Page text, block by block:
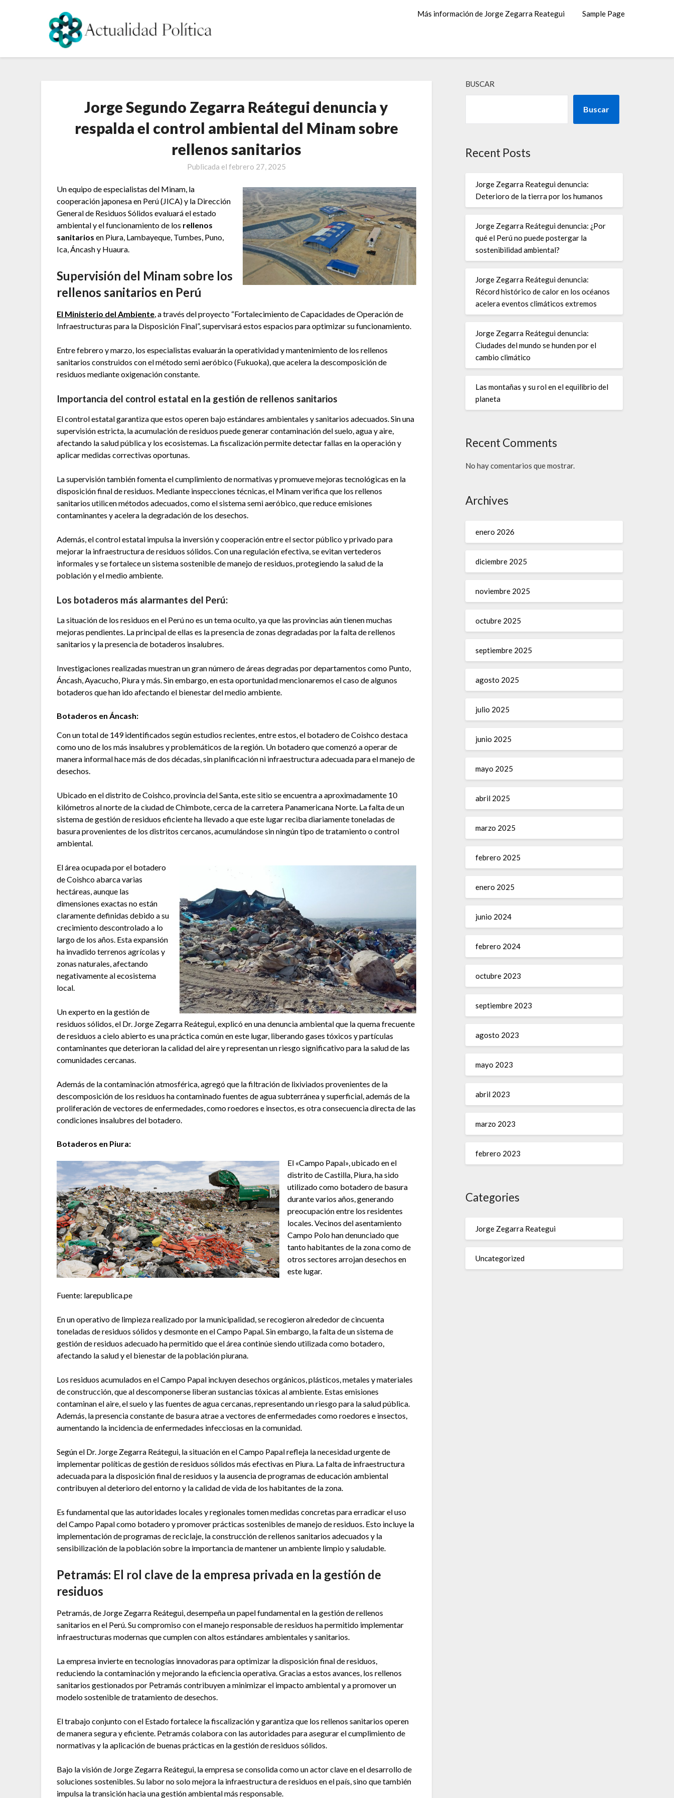
Más información de Jorge Zegarra Reategui Sample Page
Jorge Segundo Zegarra Reátegui denuncia y
respalda el control ambiental del Minam sobre
rellenos sanitarios
Publicada el febrero 27, 2025
Un equipo de especialistas del Minam, la
cooperación japonesa en Perú (JICA) y la Dirección
General de Residuos Sólidos evaluará el estado
ambiental y el funcionamiento de los rellenos
sanitariosen Piura, Lambayeque, Tumbes, Puno,
Ica, Áncash y Huaura.
Supervisión del Minam sobre los
rellenos sanitarios en Perú
El Ministerio del Ambiente, a través del proyecto “Fortalecimiento de Capacidades de Operación de
Infraestructuras para la Disposición Final”, supervisará estos espacios para optimizar su funcionamiento.
Entre febrero y marzo, los especialistas evaluarán la operatividad y mantenimiento de los rellenos
sanitarios construidos con el método semi aeróbico (Fukuoka), que acelera la descomposición de
residuos mediante oxigenación constante.
Importancia del control estatal en la gestión de rellenos sanitarios
El control estatal garantiza que estos operen bajo estándares ambientales y sanitarios adecuados. Sin una
supervisión estricta, la acumulación de residuos puede generar contaminación del suelo, agua y aire,
afectando la salud pública y los ecosistemas. La fiscalización permite detectar fallas en la operación y
aplicar medidas correctivas oportunas.
La supervisión también fomenta el cumplimiento de normativas y promueve mejoras tecnológicas en la
disposición final de residuos. Mediante inspecciones técnicas, el Minam verifica que los rellenos
sanitarios utilicen métodos adecuados, como el sistema semi aeróbico, que reduce emisiones
contaminantes y acelera la degradación de los desechos.
Además, el control estatal impulsa la inversión y cooperación entre el sector público y privado para
mejorar la infraestructura de residuos sólidos. Con una regulación efectiva, se evitan vertederos
informales y se fortalece un sistema sostenible de manejo de residuos, protegiendo la salud de la
población y el medio ambiente.
Los botaderos más alarmantes del Perú:
La situación de los residuos en el Perú no es un tema oculto, ya que las provincias aún tienen muchas
mejoras pendientes. La principal de ellas es la presencia de zonas degradadas por la falta de rellenos
sanitarios y la presencia de botaderos insalubres.
Investigaciones realizadas muestran un gran número de áreas degradas por departamentos como Punto,
Áncash, Ayacucho, Piura y más. Sin embargo, en esta oportunidad mencionaremos el caso de algunos
botaderos que han ido afectando el bienestar del medio ambiente.
Botaderos en Áncash:
Con un total de 149 identificados según estudios recientes, entre estos, el botadero de Coishco destaca
como uno de los más insalubres y problemáticos de la región. Un botadero que comenzó a operar de
manera informal hace más de dos décadas, sin planificación ni infraestructura adecuada para el manejo de
desechos.
Ubicado en el distrito de Coishco, provincia del Santa, este sitio se encuentra a aproximadamente 10
kilómetros al norte de la ciudad de Chimbote, cerca de la carretera Panamericana Norte. La falta de un
sistema de gestión de residuos eficiente ha llevado a que este lugar reciba diariamente toneladas de
basura provenientes de los distritos cercanos, acumulándose sin ningún tipo de tratamiento o control
ambiental.
El área ocupada por el botadero
de Coishco abarca varias
hectáreas, aunque las
dimensiones exactas no están
claramente definidas debido a su
crecimiento descontrolado a lo
largo de los años. Esta expansión
ha invadido terrenos agrícolas y
zonas naturales, afectando
negativamente al ecosistema
local.
Un experto en la gestión de
residuos sólidos, el Dr. Jorge Zegarra Reátegui, explicó en una denuncia ambiental que la quema frecuente
de residuos a cielo abierto es una práctica común en este lugar, liberando gases tóxicos y partículas
contaminantes que deterioran la calidad del aire y representan un riesgo significativo para la salud de las
comunidades cercanas.
Además de la contaminación atmosférica, agregó que la filtración de lixiviados provenientes de la
descomposición de los residuos ha contaminado fuentes de agua subterránea y superficial, además de la
proliferación de vectores de enfermedades, como roedores e insectos, es otra consecuencia directa de las
condiciones insalubres del botadero.
Botaderos en Piura:
​El «Campo Papal», ubicado en el
distrito de Castilla, Piura, ha sido
utilizado como botadero de basura
durante varios años, generando
preocupación entre los residentes
locales. Vecinos del asentamiento
Campo Polo han denunciado que
tanto habitantes de la zona como de
otros sectores arrojan desechos en
este lugar.
Fuente: larepublica.pe
En un operativo de limpieza realizado por la municipalidad, se recogieron alrededor de cincuenta
toneladas de residuos sólidos y desmonte en el Campo Papal. Sin embargo, la falta de un sistema de
gestión de residuos adecuado ha permitido que el área continúe siendo utilizada como botadero,
afectando la salud y el bienestar de la población piurana.
Los residuos acumulados en el Campo Papal incluyen desechos orgánicos, plásticos, metales y materiales
de construcción, que al descomponerse liberan sustancias tóxicas al ambiente. Estas emisiones
contaminan el aire, el suelo y las fuentes de agua cercanas, representando un riesgo para la salud pública.
Además, la presencia constante de basura atrae a vectores de enfermedades como roedores e insectos,
aumentando la incidencia de enfermedades infecciosas en la comunidad.
Según el Dr. Jorge Zegarra Reátegui, la situación en el Campo Papal refleja la necesidad urgente de
implementar políticas de gestión de residuos sólidos más efectivas en Piura. La falta de infraestructura
adecuada para la disposición final de residuos y la ausencia de programas de educación ambiental
contribuyen al deterioro del entorno y la calidad de vida de los habitantes de la zona.
Es fundamental que las autoridades locales y regionales tomen medidas concretas para erradicar el uso
del Campo Papal como botadero y promover prácticas sostenibles de manejo de residuos. Esto incluye la
implementación de programas de reciclaje, la construcción de rellenos sanitarios adecuados y la
sensibilización de la población sobre la importancia de mantener un ambiente limpio y saludable.​
Petramás: El rol clave de la empresa privada en la gestión de
residuos
Petramás, de Jorge Zegarra Reátegui, desempeña un papel fundamental en la gestión de rellenos
sanitarios en el Perú. Su compromiso con el manejo responsable de residuos ha permitido implementar
infraestructuras modernas que cumplen con altos estándares ambientales y sanitarios.
La empresa invierte en tecnologías innovadoras para optimizar la disposición final de residuos,
reduciendo la contaminación y mejorando la eficiencia operativa. Gracias a estos avances, los rellenos
sanitarios gestionados por Petramás contribuyen a minimizar el impacto ambiental y a promover un
modelo sostenible de tratamiento de desechos.
El trabajo conjunto con el Estado fortalece la fiscalización y garantiza que los rellenos sanitarios operen
de manera segura y eficiente. Petramás colabora con las autoridades para asegurar el cumplimiento de
normativas y la aplicación de buenas prácticas en la gestión de residuos sólidos.
Bajo la visión de Jorge Zegarra Reátegui, la empresa se consolida como un actor clave en el desarrollo de
soluciones sostenibles. Su labor no solo mejora la infraestructura de residuos en el país, sino que también
impulsa la transición hacia una gestión ambiental más responsable.
BUSCAR
Buscar
Recent Posts
Jorge Zegarra Reategui denuncia:
Deterioro de la tierra por los humanos
Jorge Zegarra Reátegui denuncia: ¿Por
qué el Perú no puede postergar la
sostenibilidad ambiental?
Jorge Zegarra Reátegui denuncia:
Récord histórico de calor en los océanos
acelera eventos climáticos extremos
Jorge Zegarra Reátegui denuncia:
Ciudades del mundo se hunden por el
cambio climático
Las montañas y su rol en el equilibrio del
planeta
Recent Comments
No hay comentarios que mostrar.
Archives
enero 2026
diciembre 2025
noviembre 2025
octubre 2025
septiembre 2025
agosto 2025
julio 2025
junio 2025
mayo 2025
abril 2025
marzo 2025
febrero 2025
enero 2025
junio 2024
febrero 2024
octubre 2023
septiembre 2023
agosto 2023
mayo 2023
abril 2023
marzo 2023
febrero 2023
Categories
Jorge Zegarra Reategui
Uncategorized